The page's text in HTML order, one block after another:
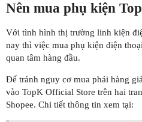
Nên mua phụ kiện
Với tình hình thị trường linh kiện
nay thì việc mua phụ kiện điện
quan tâm hàng đầu.
Để tránh nguy cơ mua phải hàng
vào TopK Official Store trên hai
Shopee. Chi tiết thông tin xem tại: